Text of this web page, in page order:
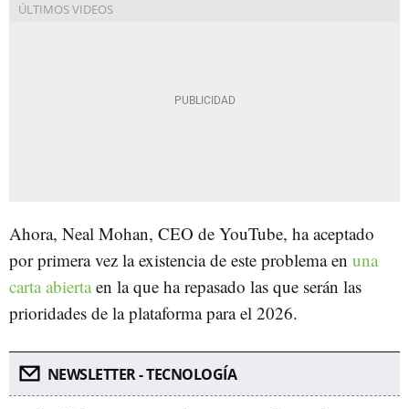
Ahora, Neal Mohan, CEO de YouTube, ha aceptado
por primera vez la existencia de este problema en una
carta abiertaen la que ha repasado las que serán las
prioridades de la plataforma para el 2026.
NEWSLETTER - TECNOLOGÍA